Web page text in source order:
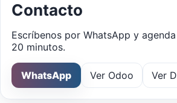
Contacto
Escríbenos por WhatsApp y
20 minutos.
WhatsApp Ver Odoo Ver